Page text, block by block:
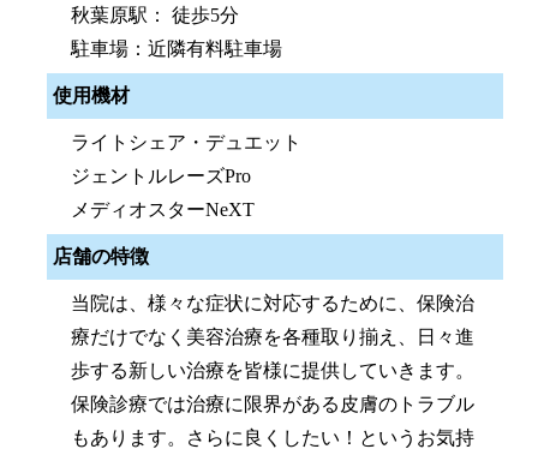
秋葉原駅： 徒歩5分
駐車場：近隣有料駐車場
使用機材
ライトシェア・デュエット
ジェントルレーズPro
メディオスターNeXT
店舗の特徴
当院は、様々な症状に対応するために、保険治
療だけでなく美容治療を各種取り揃え、日々進
歩する新しい治療を皆様に提供していきます。
保険診療では治療に限界がある皮膚のトラブル
もあります。さらに良くしたい！というお気持